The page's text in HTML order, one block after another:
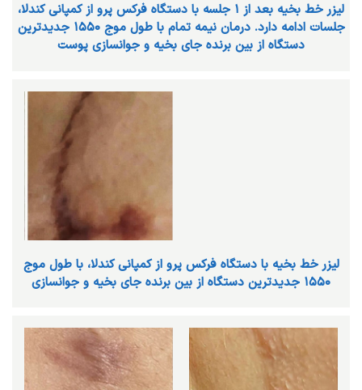
لیزر خط بخیه بعد از ۱ جلسه با دستگاه فرکس پرو از کمپانی کندلا،
جلسات ادامه دارد. درمان نیمه تمام با طول موج ۱۵۵۰ جدیدترین
دستگاه از بین برنده جای بخیه و جوانسازی پوست
ليزر خط بخيه با دستگاه فركس پرو از كمپاني كندلا، با طول موج
١٥٥٠ جديدترين دستگاه از بين برنده جاي بخيه و جوانسازي